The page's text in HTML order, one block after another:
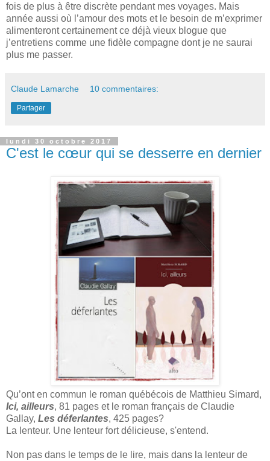
fois de plus à être discrète pendant mes voyages. Mais
année aussi où l’amour des mots et le besoin de m’exprimer
alimenteront certainement ce déjà vieux blogue que
j’entretiens comme une fidèle compagne dont je ne saurai
plus me passer.
Claude Lamarche 10 commentaires:
Partager
lundi 30 octobre 2017
C'est le cœur qui se desserre en dernier
Qu’ont en commun le roman québécois de Matthieu Simard,
Ici, ailleurs, 81 pages et le roman français de Claudie
Gallay, Les déferlantes, 425 pages?
La lenteur. Une lenteur fort délicieuse, s'entend.
Non pas dans le temps de le lire, mais dans la lenteur de